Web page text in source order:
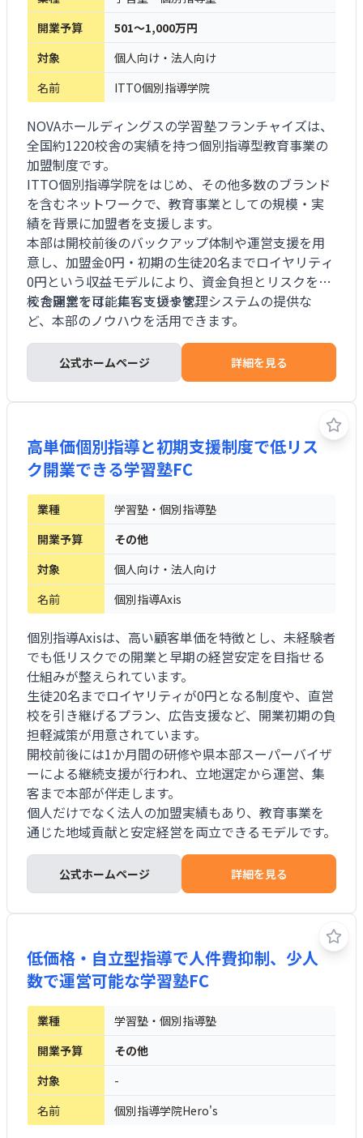
開業予算
501～1,000万円
対象
個人向け・法人向け
名前
ITTO個別指導学院
NOVAホールディングスの学習塾フランチャイズは、
全国約1220校舎の実績を持つ個別指導型教育事業の
加盟制度です。
ITTO個別指導学院をはじめ、その他多数のブランド
を含むネットワークで、教育事業としての規模・実
績を背景に加盟者を支援します。
本部は開校前後のバックアップ体制や運営支援を用
意し、加盟金0円・初期の生徒20名までロイヤリティ
0円という収益モデルにより、資金負担とリスクを抑
えた開業を可能にしています。
校舎運営では、集客支援や管理システムの提供な
ど、本部のノウハウを活用できます。
公式ホームページ 詳細を見る
高単価個別指導と初期支援制度で低リス
ク開業できる学習塾FC
業種
学習塾・個別指導塾
開業予算
その他
対象
個人向け・法人向け
名前
個別指導Axis
個別指導Axisは、高い顧客単価を特徴とし、未経験者
でも低リスクでの開業と早期の経営安定を目指せる
仕組みが整えられています。
生徒20名までロイヤリティが0円となる制度や、直営
校を引き継げるプラン、広告支援など、開業初期の負
担軽減策が用意されています。
開校前後には1か月間の研修や県本部スーパーバイザ
ーによる継続支援が行われ、立地選定から運営、集
客まで本部が伴走します。
個人だけでなく法人の加盟実績もあり、教育事業を
通じた地域貢献と安定経営を両立できるモデルです。
公式ホームページ 詳細を見る
低価格・自立型指導で人件費抑制、少人
数で運営可能な学習塾FC
業種
学習塾・個別指導塾
開業予算
その他
対象
-
名前
個別指導学院Hero's